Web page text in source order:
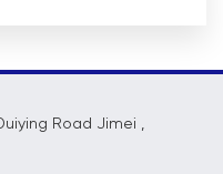
Road Jimei ,